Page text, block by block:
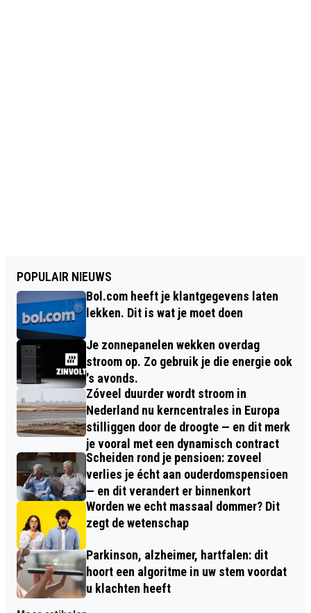
POPULAIR NIEUWS
Bol.com heeft je klantgegevens laten
lekken. Dit is wat je moet doen
Je zonnepanelen wekken overdag
stroom op. Zo gebruik je die energie ook
's avonds.
Zóveel duurder wordt stroom in
Nederland nu kerncentrales in Europa
stilliggen door de droogte — en dit merk
je vooral met een dynamisch contract
Scheiden rond je pensioen: zoveel
verlies je écht aan ouderdomspensioen
— en dit verandert er binnenkort
Worden we echt massaal dommer? Dit
zegt de wetenschap
Parkinson, alzheimer, hartfalen: dit
hoort een algoritme in uw stem voordat
u klachten heeft